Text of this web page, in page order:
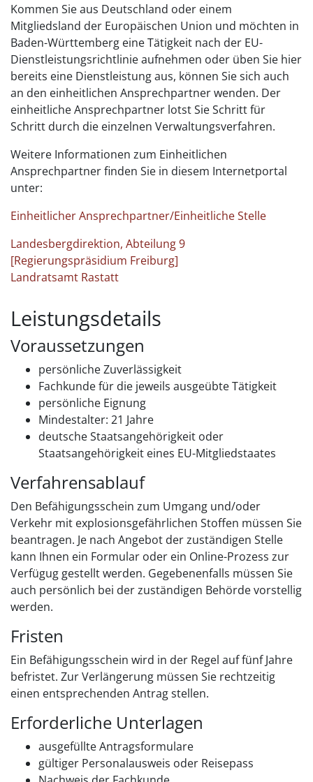
Kommen Sie aus Deutschland oder einem
Mitgliedsland der Europäischen Union und möchten in
Baden-Württemberg eine Tätigkeit nach der EU-
Dienstleistungsrichtlinie aufnehmen oder üben Sie hier
bereits eine Dienstleistung aus, können Sie sich auch
an den einheitlichen Ansprechpartner wenden. Der
einheitliche Ansprechpartner lotst Sie Schritt für
Schritt durch die einzelnen Verwaltungsverfahren.
Weitere Informationen zum Einheitlichen
Ansprechpartner finden Sie in diesem Internetportal
unter:
Einheitlicher Ansprechpartner/Einheitliche Stelle
Landesbergdirektion, Abteilung 9
[Regierungspräsidium Freiburg]
Landratsamt Rastatt
Leistungsdetails
Voraussetzungen
persönliche Zuverlässigkeit
Fachkunde für die jeweils ausgeübte Tätigkeit
persönliche Eignung
Mindestalter: 21 Jahre
deutsche Staatsangehörigkeit oder
Staatsangehörigkeit eines EU-Mitgliedstaates
Verfahrensablauf
Den Befähigungsschein zum Umgang und/oder
Verkehr mit explosionsgefährlichen Stoffen müssen Sie
beantragen. Je nach Angebot der zuständigen Stelle
kann Ihnen ein Formular oder ein Online-Prozess zur
Verfügug gestellt werden. Gegebenenfalls müssen Sie
auch persönlich bei der zuständigen Behörde vorstellig
werden.
Fristen
Ein Befähigungsschein wird in der Regel auf fünf Jahre
befristet. Zur Verlängerung müssen Sie rechtzeitig
einen entsprechenden Antrag stellen.
Erforderliche Unterlagen
ausgefüllte Antragsformulare
gültiger Personalausweis oder Reisepass